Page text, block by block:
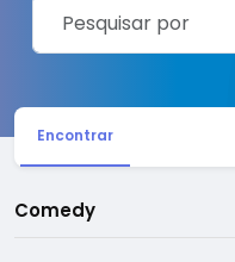
Encontrar
Comedy